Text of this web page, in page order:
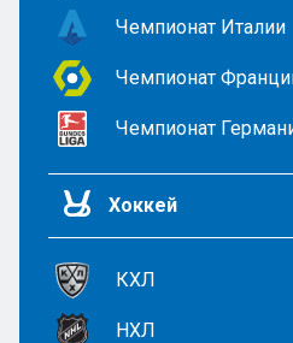
Чемпионат Италии
Чемпионат
Чемпионат
Хоккей
КХЛ
НХЛ